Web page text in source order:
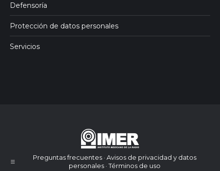
Defensoría
Protección de datos personales
Servicios
Preguntas frecuentes · Avisos de privacidad y datos
personales · Términos de uso